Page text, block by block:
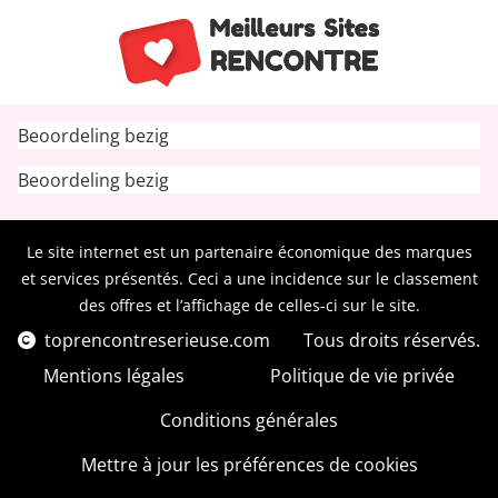
Beoordeling bezig
Beoordeling bezig
Le site internet est un partenaire économique des marques
et services présentés. Ceci a une incidence sur le classement
des offres et l’affichage de celles-ci sur le site.
toprencontreserieuse.com
Tous droits réservés.
Mentions légales
Politique de vie privée
Conditions générales
Mettre à jour les préférences de cookies